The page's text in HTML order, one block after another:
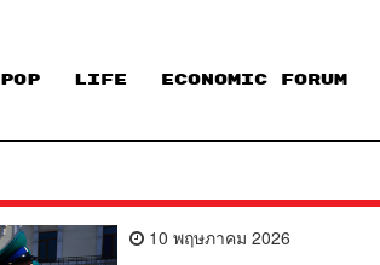
POP LIFE ECONOMIC FORUM
10 พฤษภาคม 2026